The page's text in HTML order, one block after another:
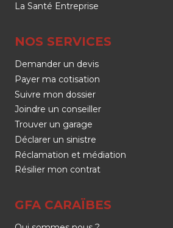
La Santé Entreprise
NOS SERVICES
Demander un devis
Payer ma cotisation
Suivre mon dossier
Joindre un conseiller
Trouver un garage
Déclarer un sinistre
Réclamation et médiation
Résilier mon contrat
GFA CARAÏBES